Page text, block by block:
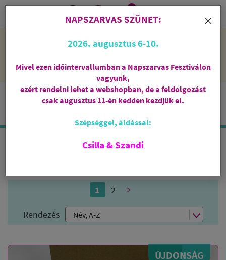
NAPSZARVAS SZÜNET: 2026. augusztus 6-10 - rendelni lehet
feldolgozni őket.
i
0
TÖMJÉN
1 2 >
Rendezés
ÚJDONSÁG
×
NAPSZARVAS SZÜNET:
2026. augusztus 6-10.
Mivel ezen időintervallumban a Napszarvas Fesztiválon
vagyunk,
ezért rendelni lehet a webshopban, de a feldolgozást
csak augusztus 11-én kedden kezdjük el.
Szépséggel, áldással:
Csilla & Szandi